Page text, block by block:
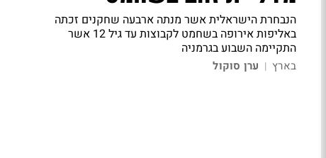
הנבחרת הישראלית אשר מנתה ארבעה שחקנים זכתה
באליפות אירופה בשחמט לקבוצות עד גיל 12 אשר
התקיימה השבוע בגרמניה
בארץ | ערן סוקול